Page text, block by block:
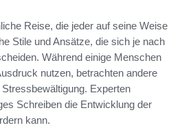
Reise, die jeder auf seine Weise
Stile und Ansätze, die sich je nach
Während einige Menschen
nutzen, betrachten andere
Experten
Schreiben die Entwicklung der
kann.